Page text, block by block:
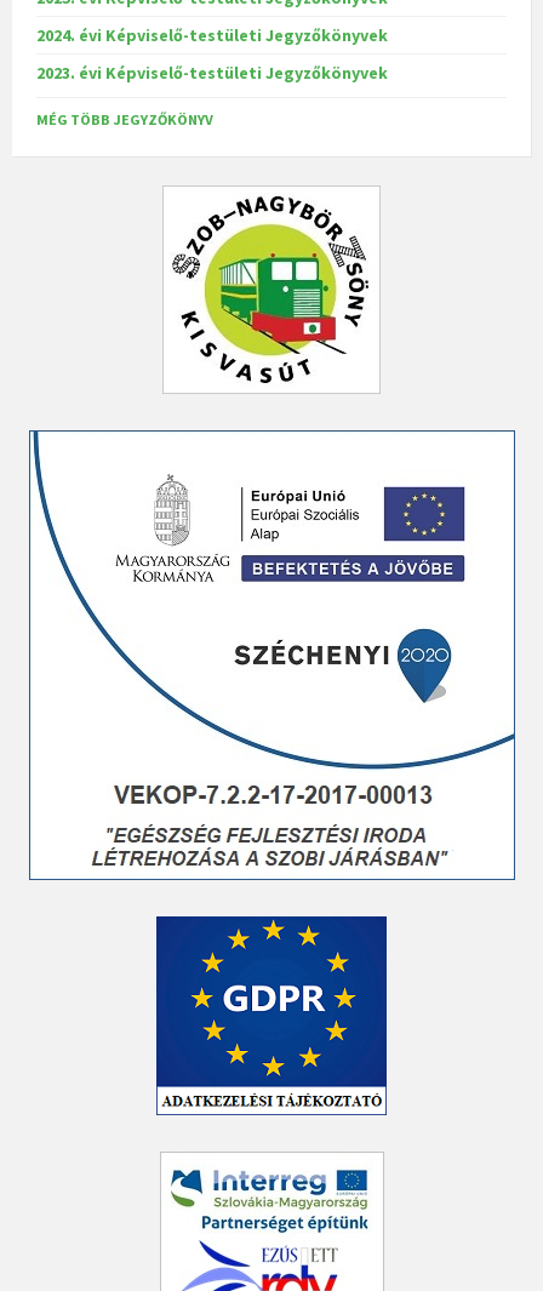
2024. évi Képviselő-testületi Jegyzőkönyvek
2023. évi Képviselő-testületi Jegyzőkönyvek
MÉG TÖBB JEGYZŐKÖNYV